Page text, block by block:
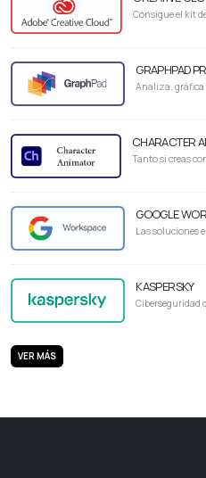
Consigue el kit
GRAPHPAD
Analiza, gráfica
CHARACTER
Tanto si creas
GOOGLE
Las soluciones
KASPERSKY
Ciberseguridad
VER MÁS